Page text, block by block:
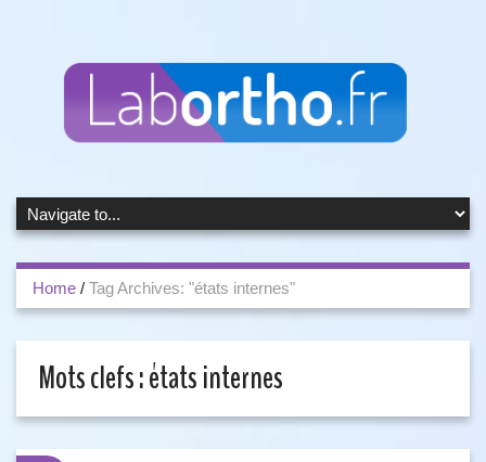
Home / Tag Archives: "états internes"
Mots clefs :états internes